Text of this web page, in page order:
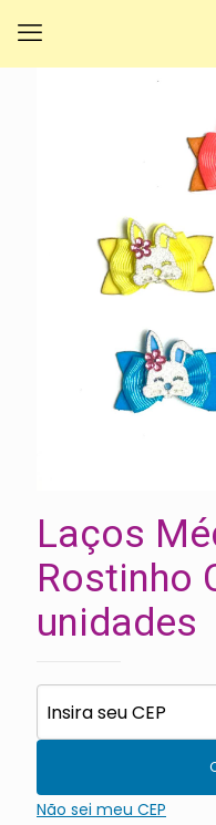
Laços
Rostinho
unidades
Não sei meu CEP